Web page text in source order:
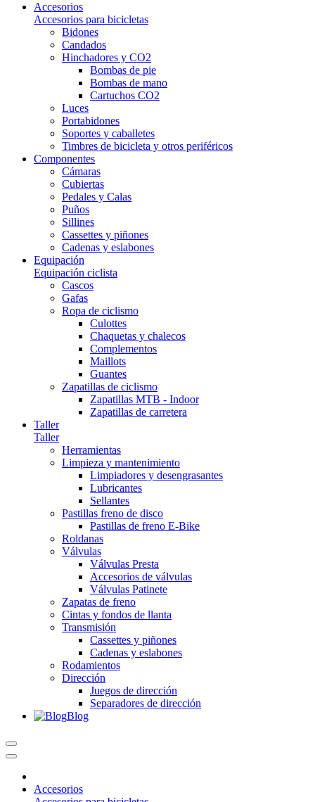
Accesorios
Accesorios para bicicletas
Bidones
Candados
Hinchadores y CO2
Bombas de pie
Bombas de mano
Cartuchos CO2
Luces
Portabidones
Soportes y caballetes
Timbres de bicicleta y otros periféricos
Componentes
Cámaras
Cubiertas
Pedales y Calas
Puños
Sillines
Cassettes y piñones
Cadenas y eslabones
Equipación
Equipación ciclista
Cascos
Gafas
Ropa de ciclismo
Culottes
Chaquetas y chalecos
Complementos
Maillots
Guantes
Zapatillas de ciclismo
Zapatillas MTB - Indoor
Zapatillas de carretera
Taller
Taller
Herramientas
Limpieza y mantenimiento
Limpiadores y desengrasantes
Lubricantes
Sellantes
Pastillas freno de disco
Pastillas de freno E-Bike
Roldanas
Válvulas
Válvulas Presta
Accesorios de válvulas
Válvulas Patinete
Zapatas de freno
Cintas y fondos de llanta
Transmisión
Cassettes y piñones
Cadenas y eslabones
Rodamientos
Dirección
Juegos de dirección
Separadores de dirección
Blog
Accesorios